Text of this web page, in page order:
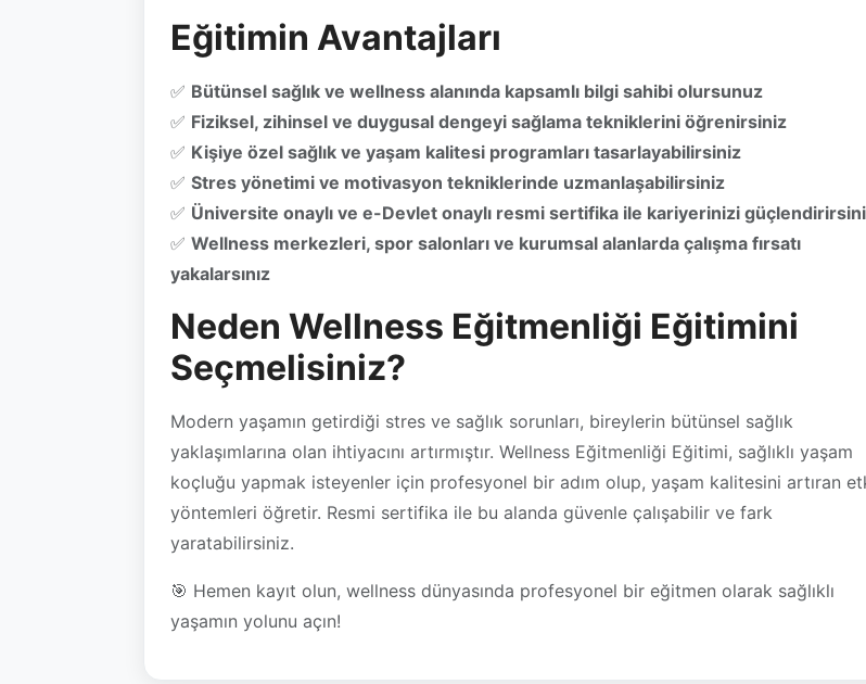
✅Fiziksel, zihinsel ve duygusal dengeyi sağlama tekniklerini öğrenirsiniz
✅ Stres yönetimi ve motivasyon tekniklerinde uzmanlaşabilirsiniz
✅ Üniversite onaylı ve e-Devlet onaylı resmi sertifika ile kariyerinizi güçlendirirsiniz
✅ Wellness merkezleri, spor salonları ve kurumsal alanlarda çalışma fırsatı
yakalarsınız
Neden Wellness Eğitmenliği Eğitimini
Seçmelisiniz?
Modern yaşamın getirdiği stres ve sağlık sorunları, bireylerin bütünsel sağlık
yaklaşımlarına olan ihtiyacını artırmıştır. Wellness Eğitmenliği Eğitimi, sağlıklı yaşam
yöntemleri öğretir. Resmi sertifika ile bu alanda güvenle çalışabilir ve fark
yaratabilirsiniz.
🎯 Hemen kayıt olun, wellness dünyasında profesyonel bir eğitmen olarak sağlıklı
yaşamın yolunu açın!